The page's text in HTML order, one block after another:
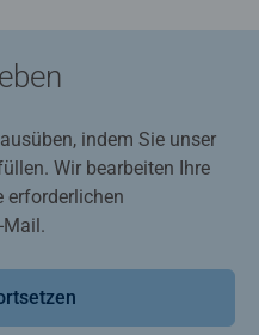
indem Sie unser
Wir bearbeiten Ihre
erforderlichen
Mail.